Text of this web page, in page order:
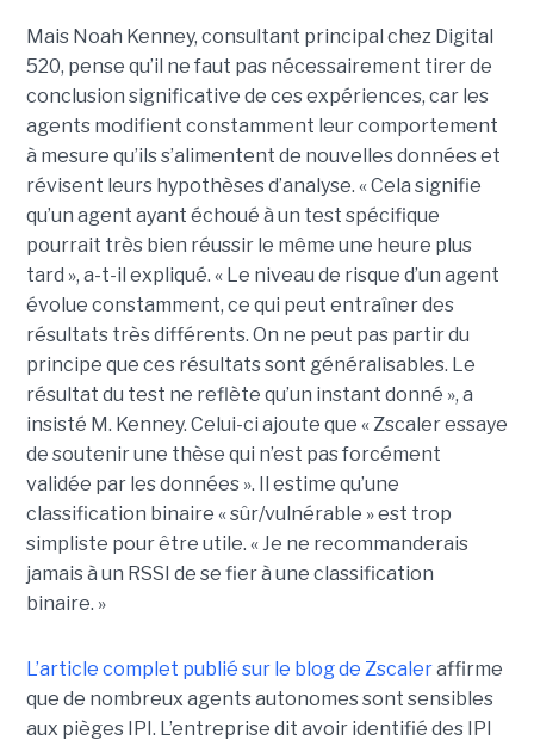
Mais Noah Kenney, consultant principal chez Digital
520, pense qu’il ne faut pas nécessairement tirer de
conclusion significative de ces expériences, car les
agents modifient constamment leur comportement
à mesure qu’ils s’alimentent de nouvelles données et
révisent leurs hypothèses d’analyse. « Cela signifie
qu’un agent ayant échoué à un test spécifique
pourrait très bien réussir le même une heure plus
tard », a-t-il expliqué. « Le niveau de risque d’un agent
évolue constamment, ce qui peut entraîner des
résultats très différents. On ne peut pas partir du
principe que ces résultats sont généralisables. Le
résultat du test ne reflète qu’un instant donné », a
insisté M. Kenney. Celui-ci ajoute que « Zscaler essaye
de soutenir une thèse qui n’est pas forcément
validée par les données ». Il estime qu’une
classification binaire « sûr/vulnérable » est trop
simpliste pour être utile. « Je ne recommanderais
jamais à un RSSI de se fier à une classification
binaire. »
L’article complet publié sur le blog de Zscaleraffirme
que de nombreux agents autonomes sont sensibles
aux pièges IPI. L’entreprise dit avoir identifié des IPI